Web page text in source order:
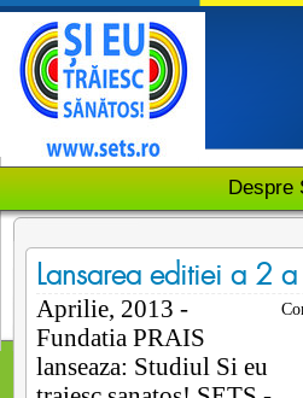
Despre
Lansarea editiei a 2
Aprilie, 2013 -
Fundatia PRAIS
lanseaza: Studiul Si eu